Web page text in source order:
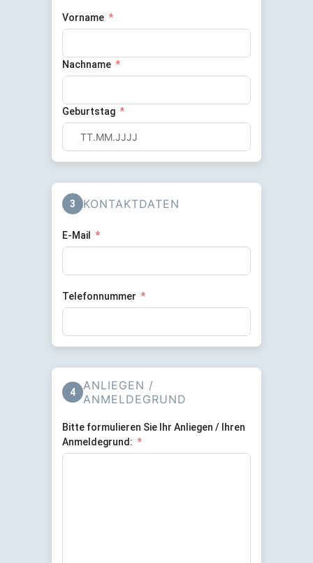
Vorname
Nachname
Geburtstag
3 KONTAKTDATEN
E-Mail
Telefonnummer
4
ANLIEGEN /
ANMELDEGRUND
Bitte formulieren Sie Ihr Anliegen / Ihren
Anmeldegrund: